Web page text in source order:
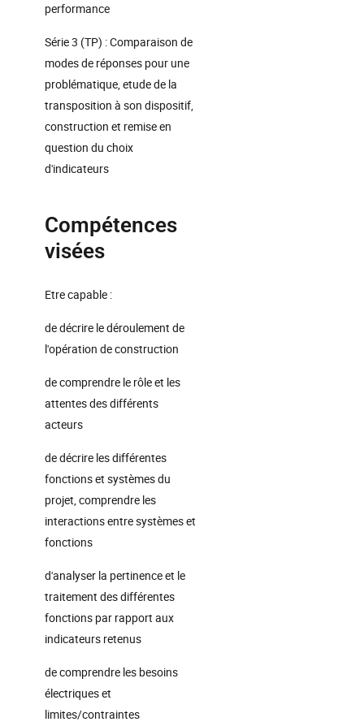
performance
Série 3 (TP) : Comparaison de
modes de réponses pour une
problématique, etude de la
transposition à son dispositif,
construction et remise en
question du choix
d'indicateurs
Compétences
visées
Etre capable :
de décrire le déroulement de
l'opération de construction
de comprendre le rôle et les
attentes des différents
acteurs
de décrire les différentes
fonctions et systèmes du
projet, comprendre les
interactions entre systèmes et
fonctions
d'analyser la pertinence et le
traitement des différentes
fonctions par rapport aux
indicateurs retenus
de comprendre les besoins
électriques et
limites/contraintes